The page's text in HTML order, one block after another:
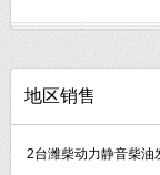
地区销售
2台潍柴动力静音柴油